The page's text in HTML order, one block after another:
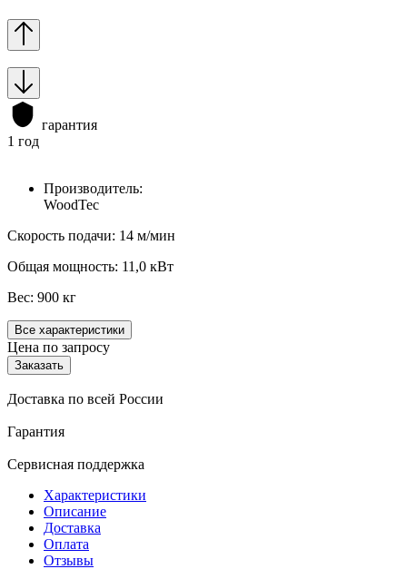
гарантия
1 год
Производитель:
WoodTec
Скорость подачи: 14 м/мин
Общая мощность: 11,0 кВт
Вес: 900 кг
Все характеристики
Цена по запросу
Заказать
Доставка по всей России
Гарантия
Сервисная поддержка
Характеристики
Описание
Доставка
Оплата
Отзывы